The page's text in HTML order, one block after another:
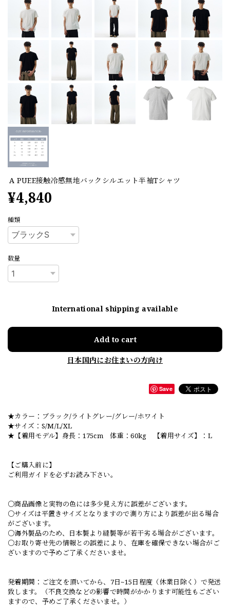
A PUEE接触冷感無地バックシルエット半袖Tシャツ
¥4,840
種類
数量
International shipping available
Add to cart
日本国内にお住まいの方向け
Save
★カラー：ブラック/ライトグレー/グレー/ホワイト
★サイズ：S/M/L/XL
★【着用モデル】身長：175cm 体重：60kg 【着用サイズ】：L
【ご購入前に】
ご利用ガイドを必ずお読み下さい。
○商品画像と実物の色には多少見え方に誤差がございます。
○サイズは平置きサイズとなりますので測り方により誤差が出る場合
がございます。
○海外製品のため、日本製より縫製等が若干劣る場合がございます。
○お取り寄せ先の情報との誤差により、在庫を確保できない場合がご
ざいますので予めご了承くださいませ。
発着期間：ご注文を頂いてから、7日~15日程度（休業日除く）で発送
致します。（不良交換などの影響で時間がかかります可能性もござい
ますので、予めご了承くださいませ。）